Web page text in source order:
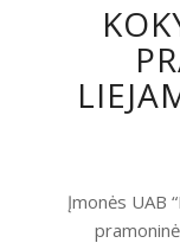
Įmonės UAB